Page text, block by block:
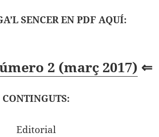
SENCER EN PDF AQUÍ:
2 (març 2017) ⇐
CONTINGUTS:
Editorial